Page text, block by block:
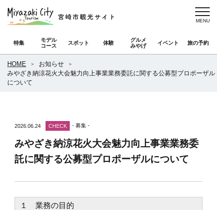
特集
モデル
コース
スポット 体験
グルメ
みやげ
イベント 旅の予約
HOME
お知らせ
みやざき納涼花火大会魅力向上事業業務委託に関する公募型プロポーザル
について
2026.06.24 CHECK - 募集 -
みやざき納涼花火大会魅力向上事業業務委
託に関する公募型プロポーザルについて
１ 業務の目的